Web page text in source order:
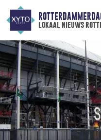
lokaal nieuws